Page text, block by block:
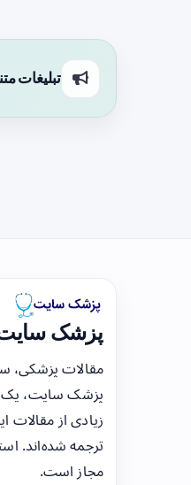
تبلیغات
پزشک
مقالات پزشکی،
پزشک سایت، یک
زیادی از
ترجمه شده‌اند.
مجاز است.